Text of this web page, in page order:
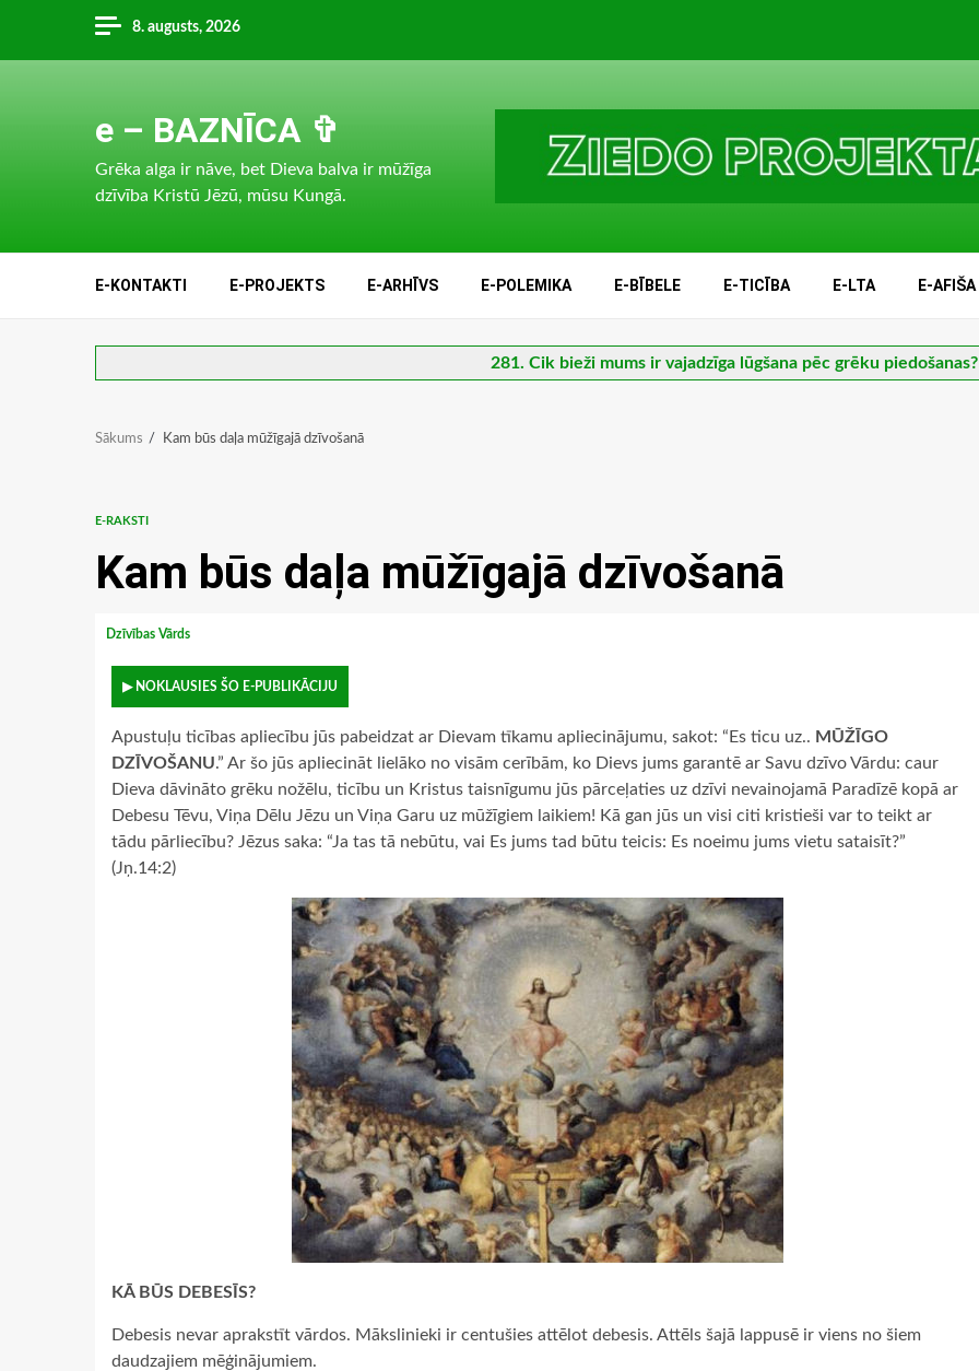
content
8. augusts, 2026
e – BAZNĪCA ✞
Grēka alga ir nāve, bet Dieva balva ir mūžīga
dzīvība Kristū Jēzū, mūsu Kungā.
E-KONTAKTI E-PROJEKTS E-ARHĪVS E-POLEMIKA E-BĪBELE E-TICĪBA E-LTA E-AFIŠA
281. Cik bieži mums ir vajadzīga lūgšana pēc grēku piedošanas?
Sākums Kam būs daļa mūžīgajā dzīvošanā
E-RAKSTI
Kam būs daļa mūžīgajā dzīvošanā
Dzīvības Vārds
▶ NOKLAUSIES ŠO E-PUBLIKĀCIJU
Apustuļu ticības apliecību jūs pabeidzat ar Dievam tīkamu apliecinājumu, sakot: “Es ticu uz.. MŪŽĪGO
DZĪVOŠANU.” Ar šo jūs apliecināt lielāko no visām cerībām, ko Dievs jums garantē ar Savu dzīvo Vārdu: caur
Dieva dāvināto grēku nožēlu, ticību un Kristus taisnīgumu jūs pārceļaties uz dzīvi nevainojamā Paradīzē kopā ar
Debesu Tēvu, Viņa Dēlu Jēzu un Viņa Garu uz mūžīgiem laikiem! Kā gan jūs un visi citi kristieši var to teikt ar
tādu pārliecību? Jēzus saka: “Ja tas tā nebūtu, vai Es jums tad būtu teicis: Es noeimu jums vietu sataisīt?”
(Jņ.14:2)
KĀ BŪS DEBESĪS?
Debesis nevar aprakstīt vārdos. Mākslinieki ir centušies attēlot debesis. Attēls šajā lappusē ir viens no šiem
daudzajiem mēģinājumiem.